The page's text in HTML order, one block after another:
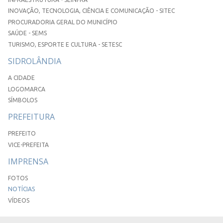
INOVAÇÃO, TECNOLOGIA, CIÊNCIA E COMUNICAÇÃO - SITEC
PROCURADORIA GERAL DO MUNICÍPIO
SAÚDE - SEMS
TURISMO, ESPORTE E CULTURA - SETESC
SIDROLÂNDIA
A CIDADE
LOGOMARCA
SÍMBOLOS
PREFEITURA
PREFEITO
VICE-PREFEITA
IMPRENSA
FOTOS
NOTÍCIAS
VÍDEOS